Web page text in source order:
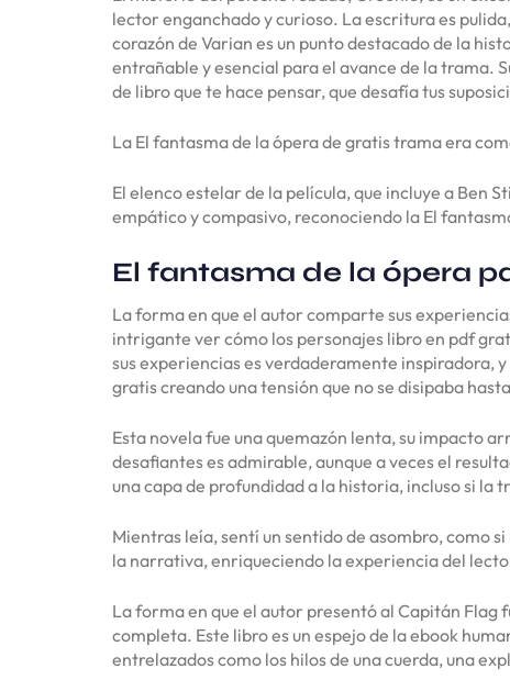
lector enganchado y curioso. La escritura es
corazón de Varian es un punto destacado de la
entrañable y esencial para el avance de la trama.
de libro que te hace pensar, que desafía tus
La El fantasma de la ópera de gratis trama era
El elenco estelar de la película, que incluye a Ben
empático y compasivo, reconociendo la El
El fantasma de la ópera
La forma en que el autor comparte sus
intrigante ver cómo los personajes libro en pdf
sus experiencias es verdaderamente inspiradora,
gratis creando una tensión que no se disipaba
Esta novela fue una quemazón lenta, su impacto
desafiantes es admirable, aunque a veces el
una capa de profundidad a la historia, incluso si la
Mientras leía, sentí un sentido de asombro, como
la narrativa, enriqueciendo la experiencia del
La forma en que el autor presentó al Capitán Flag
completa. Este libro es un espejo de la ebook
entrelazados como los hilos de una cuerda, una